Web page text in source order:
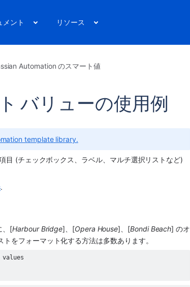
メント リソース
Automation のスマート値
バリューの使用例
template library.
目 (チェックボックス、ラベル、マルチ選択リストなど)
.
、[Harbour Bridge]、[Opera House]、[Bondi Beach] のオ
をフォーマット化する方法は多数あります。